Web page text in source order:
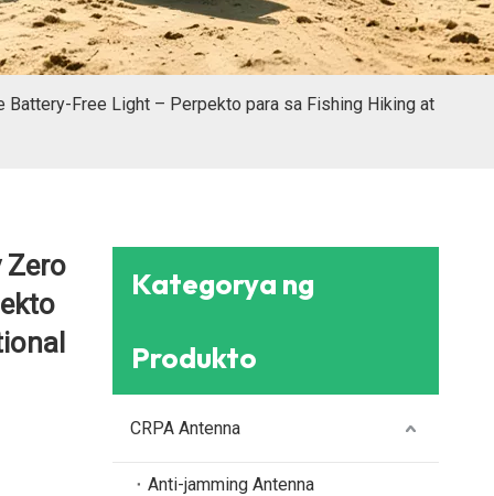
Battery-Free Light – Perpekto para sa Fishing Hiking at
Zero
Kategorya ng
Produkto
CRPA Antenna
Anti-jamming Antenna